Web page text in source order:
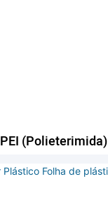
PEI (polieterimida)